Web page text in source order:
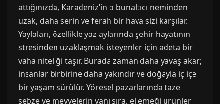
attığınızda, Karadeniz’in o bunaltıcı neminden
uzak, daha serin ve ferah bir hava sizi karşılar.
Yaylaları, özellikle yaz aylarında şehir hayatının
stresinden uzaklaşmak isteyenler için adeta bir
vaha niteliği taşır. Burada zaman daha yavaş akar;
insanlar birbirine daha yakındır ve doğayla iç içe
bir yaşam sürülür. Yöresel pazarlarında taze
sebze ve meyvelerin yanı sıra, el emeği ürünler